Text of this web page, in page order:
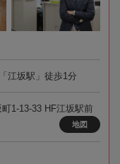
江坂駅」徒歩1分
1-13-33 HF江坂駅前
地図